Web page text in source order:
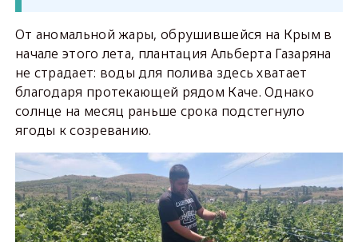
От аномальной жары, обрушившейся на Крым в
начале этого лета, плантация Альберта Газаряна
не страдает: воды для полива здесь хватает
благодаря протекающей рядом Каче. Однако
солнце на месяц раньше срока подстегнуло
ягоды к созреванию.